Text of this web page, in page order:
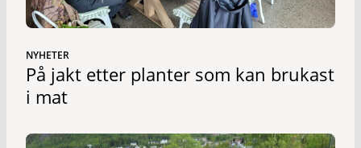
NYHETER
På jakt etter planter som kan brukast
i mat